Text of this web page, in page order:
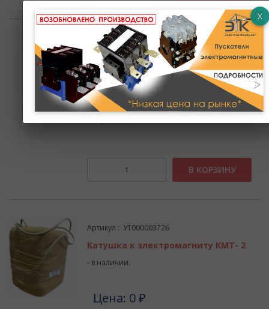
Артикул :
Катушка к электромагниту КМП- 6
- в наличии.
Цена: 0 ₽
В КОРЗИНУ
Артикул : УТ000003726
Катушка к электромагниту КМТ- 2
- в наличии.
Цена: 0 ₽